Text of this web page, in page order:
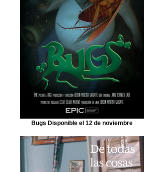
Bugs Disponible el 12 de noviembre